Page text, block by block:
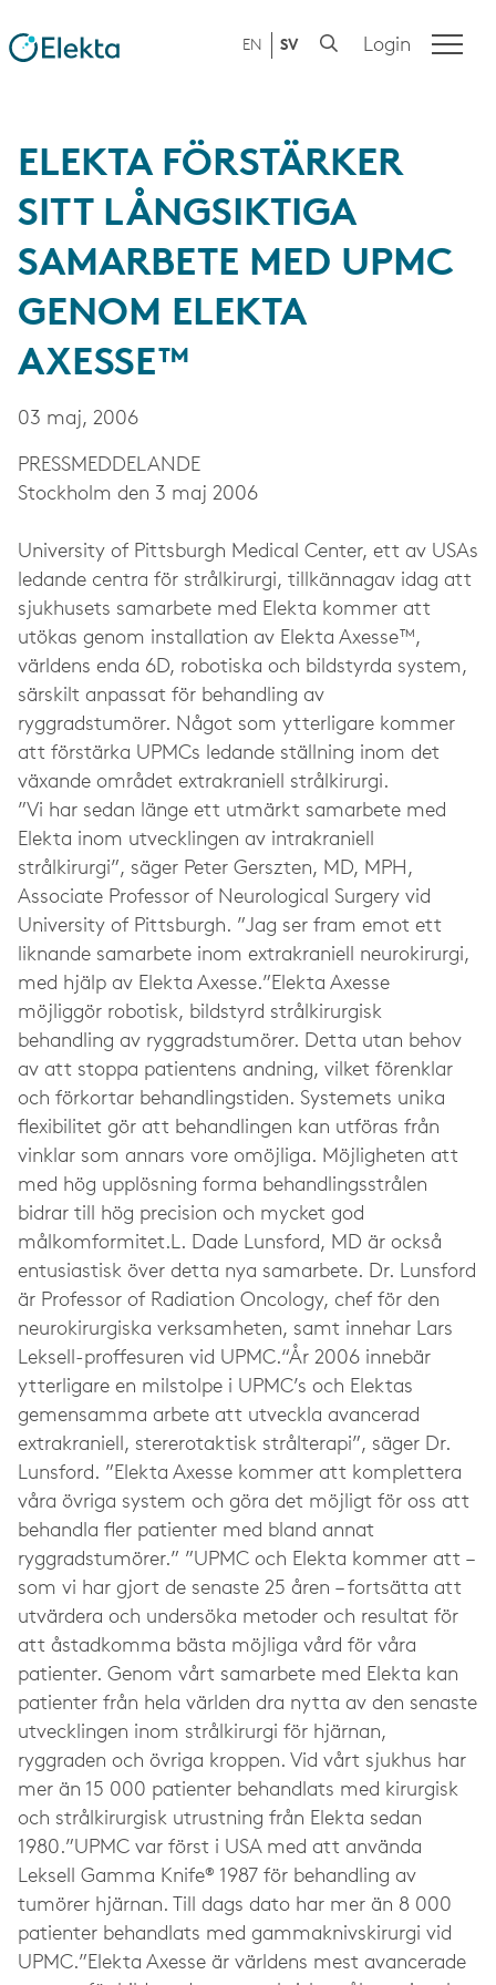
EN SV Login
ELEKTA FÖRSTÄRKER
SITT LÅNGSIKTIGA
SAMARBETE MED UPMC
GENOM ELEKTA
AXESSE™
03 maj, 2006
PRESS­MEDDELANDE
Stockholm den 3 maj 2006
University of Pittsburgh Medical Center, ett av USAs
ledande centra för strålkirurgi, tillkännagav idag att
sjukhusets samarbete med Elekta kommer att
utökas genom installation av Elekta Axesse™,
världens enda 6D, robotiska och bildstyrda system,
särskilt anpassat för behandling av
ryggradstumörer. Något som ytterligare kommer
att förstärka UPMCs ledande ställning inom det
växande området extrakraniell strålkirurgi.
”Vi har sedan länge ett utmärkt samarbete med
Elekta inom utvecklingen av intrakraniell
strålkirurgi”, säger Peter Gerszten, MD, MPH,
Associate Professor of Neurological Surgery vid
University of Pittsburgh. ”Jag ser fram emot ett
liknande samarbete inom extrakraniell neurokirurgi,
med hjälp av Elekta Axesse.”Elekta Axesse
möjliggör robotisk, bildstyrd strålkirurgisk
behandling av ryggradstumörer. Detta utan behov
av att stoppa patientens andning, vilket förenklar
och förkortar behandlingstiden. Systemets unika
flexibilitet gör att behandlingen kan utföras från
vinklar som annars vore omöjliga. Möjligheten att
med hög upplösning forma behandlingsstrålen
bidrar till hög precision och mycket god
målkomformitet.L. Dade Lunsford, MD är också
entusiastisk över detta nya samarbete. Dr. Lunsford
är Professor of Radiation Oncology, chef för den
neurokirurgiska verksamheten, samt innehar Lars
Leksell-proffesuren vid UPMC.“År 2006 innebär
ytterligare en milstolpe i UPMC’s och Elektas
gemensamma arbete att utveckla avancerad
extrakraniell, stererotaktisk strålterapi”, säger Dr.
Lunsford. ”Elekta Axesse kommer att komplettera
våra övriga system och göra det möjligt för oss att
behandla fler patienter med bland annat
ryggradstumörer.” ”UPMC och Elekta kommer att –
som vi har gjort de senaste 25 åren – fortsätta att
utvärdera och undersöka metoder och resultat för
att åstadkomma bästa möjliga vård för våra
patienter. Genom vårt samarbete med Elekta kan
patienter från hela världen dra nytta av den senaste
utvecklingen inom strålkirurgi för hjärnan,
ryggraden och övriga kroppen. Vid vårt sjukhus har
mer än 15 000 patienter behandlats med kirurgisk
och strålkirurgisk utrustning från Elekta sedan
1980.”UPMC var först i USA med att använda
Leksell Gamma Knife® 1987 för behandling av
tumörer hjärnan. Till dags dato har mer än 8 000
patienter behandlats med gammaknivskirurgi vid
UPMC.”Elekta Axesse är världens mest avancerade